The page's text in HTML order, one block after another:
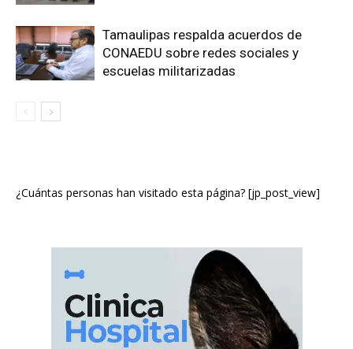
Tamaulipas respalda acuerdos de
CONAEDU sobre redes sociales y
escuelas militarizadas
¿Cuántas personas han visitado esta página? [jp_post_view]